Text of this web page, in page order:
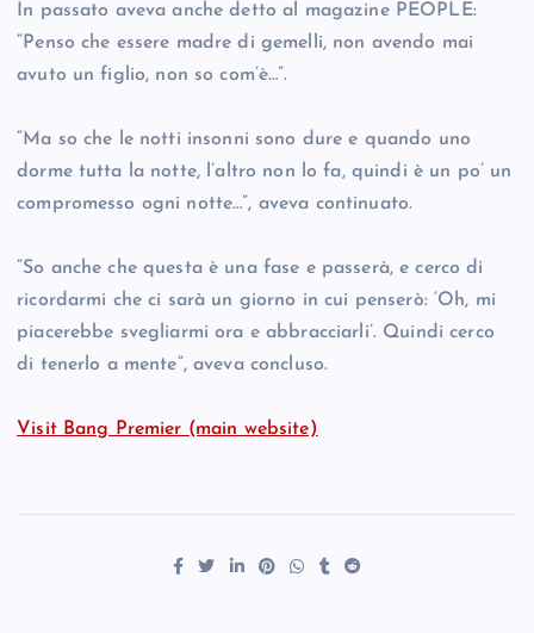
In passato aveva anche detto al magazine PEOPLE:
“Penso che essere madre di gemelli, non avendo mai
avuto un figlio, non so com’è…”.
“Ma so che le notti insonni sono dure e quando uno
dorme tutta la notte, l’altro non lo fa, quindi è un po’ un
compromesso ogni notte…”, aveva continuato.
“So anche che questa è una fase e passerà, e cerco di
ricordarmi che ci sarà un giorno in cui penserò: ‘Oh, mi
piacerebbe svegliarmi ora e abbracciarli’. Quindi cerco
di tenerlo a mente”, aveva concluso.
Visit Bang Premier (main website)